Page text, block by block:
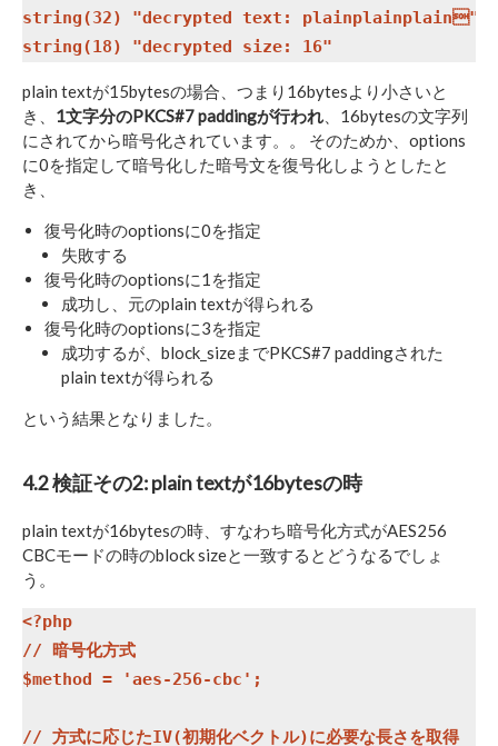
string(32) "decrypted text: plainplainplain"
plain textが15bytesの場合、つまり16bytesより小さいと
き、 1文字分のPKCS#7 paddingが行われ 、16bytesの文字列
にされてから暗号化されています。。 そのためか、options
に0を指定して暗号化した暗号文を復号化しようとしたと
き、
復号化時のoptionsに0を指定
失敗する
復号化時のoptionsに1を指定
成功し、元のplain textが得られる
復号化時のoptionsに3を指定
成功するが、block_sizeまでPKCS#7 paddingされた
plain textが得られる
という結果となりました。
4.2 検証その2: plain textが16bytesの時
plain textが16bytesの時、すなわち暗号化方式がAES256
CBCモードの時のblock sizeと一致するとどうなるでしょ
う。
<?php
// 暗号化方式
$method = 'aes-256-cbc';
// 方式に応じたIV(初期化ベクトル)に必要な長さを取得